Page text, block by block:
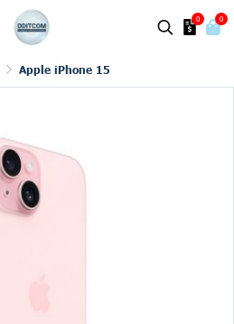
0 0
Apple iPhone 15